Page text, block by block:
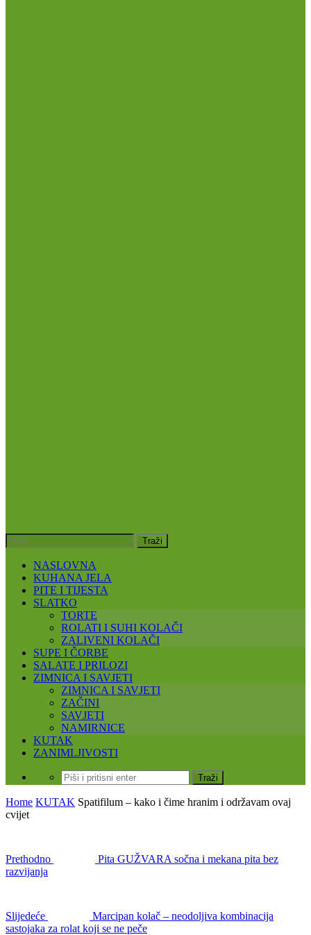
NASLOVNA
KUHANA JELA
PITE I TIJESTA
SLATKO
TORTE
ROLATI I SUHI KOLAČI
ZALIVENI KOLAČI
SUPE I ČORBE
SALATE I PRILOZI
ZIMNICA I SAVJETI
ZIMNICA I SAVJETI
ZAČINI
SAVJETI
NAMIRNICE
KUTAK
ZANIMLJIVOSTI
Home KUTAK Spatifilum – kako i čime hranim i održavam ovaj
cvijet
Prethodno
Pita GUŽVARA sočna i mekana pita bez
razvijanja
Slijedeće
Marcipan kolač – neodoljiva kombinacija
sastojaka za rolat koji se ne peče